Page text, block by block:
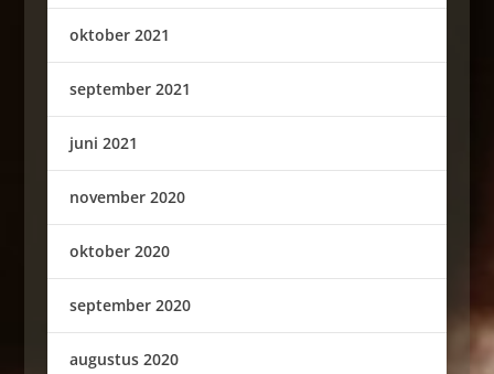
oktober 2021
september 2021
juni 2021
november 2020
oktober 2020
september 2020
augustus 2020